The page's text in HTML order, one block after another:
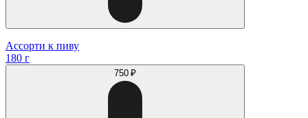
Ассорти к пиву
180 г
750 ₽